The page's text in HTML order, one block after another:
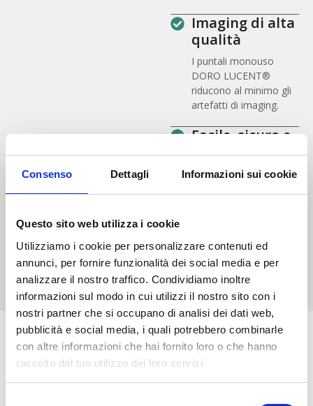
Consenso Dettagli Informazioni sui cookie
Questo sito web utilizza i cookie
Utilizziamo i cookie per personalizzare contenuti ed
annunci, per fornire funzionalità dei social media e per
analizzare il nostro traffico. Condividiamo inoltre
informazioni sul modo in cui utilizzi il nostro sito con i
nostri partner che si occupano di analisi dei dati web,
pubblicità e social media, i quali potrebbero combinarle
con altre informazioni che hai fornito loro o che hanno
raccolto dal tuo utilizzo dei loro servizi.
Imaging di alta
qualità
I puntali monouso
DORO LUCENT®
riducono al minimo gli
artefatti di imaging.
Facile, sicuro e
stabile
Collega i prodotti
perfettamente
adattabile.
SCOPRI GLI ALTRI PRODOTTI